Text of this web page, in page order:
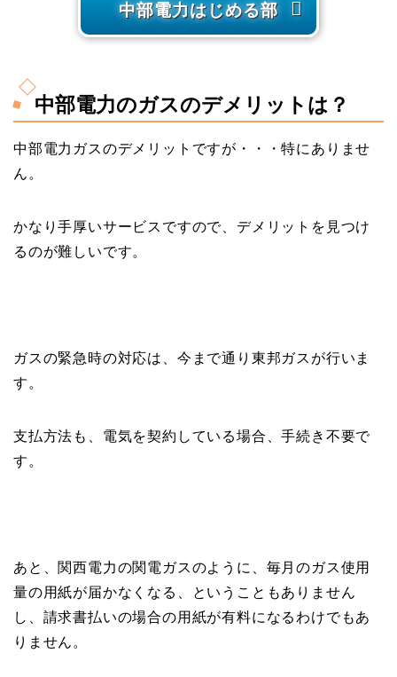
中部電力はじめる部
中部電力のガスのデメリットは？
中部電力ガスのデメリットですが・・・特にありませ
ん。
かなり手厚いサービスですので、デメリットを見つけ
るのが難しいです。
ガスの緊急時の対応は、今まで通り東邦ガスが行いま
す。
支払方法も、電気を契約している場合、手続き不要で
す。
あと、関西電力の関電ガスのように、毎月のガス使用
量の用紙が届かなくなる、ということもありません
し、請求書払いの場合の用紙が有料になるわけでもあ
りません。